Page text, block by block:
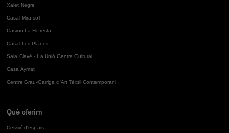
Xalet Negre
Casal Mira-sol
Casino La Floresta
Casal Les Planes
Sala Clavé - La Unió Centre Cultural
Casa Aymat
Centre Grau-Garriga d'Art Tèxtil Contemporani
Què oferim
Cessió d'espais